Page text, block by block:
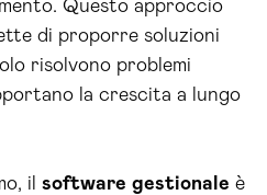
Questo approccio
di proporre soluzioni
risolvono problemi
la crescita a lungo
il software gestionale è